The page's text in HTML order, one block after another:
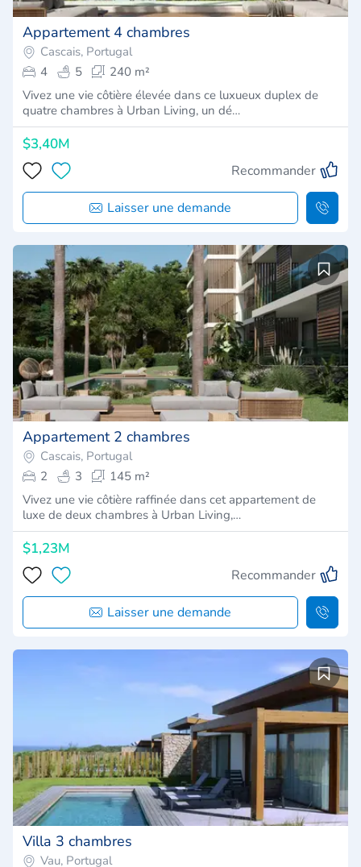
Appartement 4 chambres
Cascais, Portugal
4
5
240 m²
Vivez une vie côtière élevée dans ce luxueux duplex de
quatre chambres à Urban Living, un dé…
$3,40M
Recommander
Laisser une demande
Appartement 2 chambres
Cascais, Portugal
2
3
145 m²
Vivez une vie côtière raffinée dans cet appartement de
luxe de deux chambres à Urban Living,…
$1,23M
Recommander
Laisser une demande
Villa 3 chambres
Vau, Portugal